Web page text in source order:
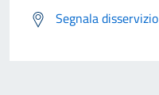
Segnala disservizio